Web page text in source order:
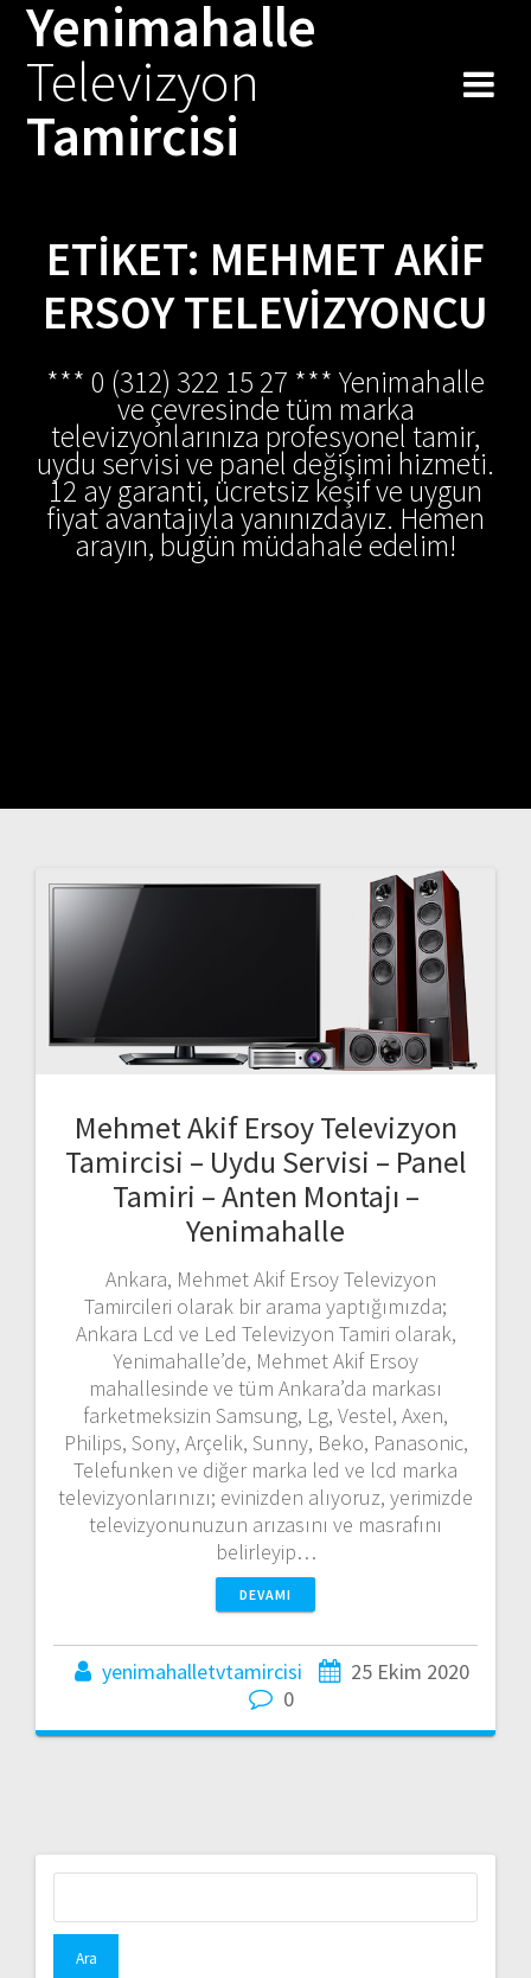
Skip
to
Yenimahalle
Televizyon
Tamircisi
ETIKET: MEHMET AKIF
ERSOY TELEVIZYONCU
*** 0 (312) 322 15 27 *** Yenimahalle
ve çevresinde tüm marka
televizyonlarınıza profesyonel tamir,
uydu servisi ve panel değişimi hizmeti.
12 ay garanti, ücretsiz keşif ve uygun
fiyat avantajıyla yanınızdayız. Hemen
arayın, bugün müdahale edelim!
Mehmet Akif Ersoy Televizyon
Tamircisi – Uydu Servisi – Panel
Tamiri – Anten Montajı –
Yenimahalle
Ankara, Mehmet Akif Ersoy Televizyon
Tamircileri olarak bir arama yaptığımızda;
Ankara Lcd ve Led Televizyon Tamiri olarak,
Yenimahalle’de, Mehmet Akif Ersoy
mahallesinde ve tüm Ankara’da markası
farketmeksizin Samsung, Lg, Vestel, Axen,
Philips, Sony, Arçelik, Sunny, Beko, Panasonic,
Telefunken ve diğer marka led ve lcd marka
televizyonlarınızı; evinizden alıyoruz, yerimizde
televizyonunuzun arızasını ve masrafını
belirleyip…
DEVAMI
yenimahalletvtamircisi
25 Ekim 2020
0